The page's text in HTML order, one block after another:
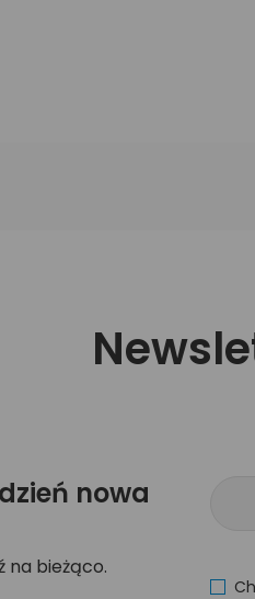
nowa
na bieżąco.